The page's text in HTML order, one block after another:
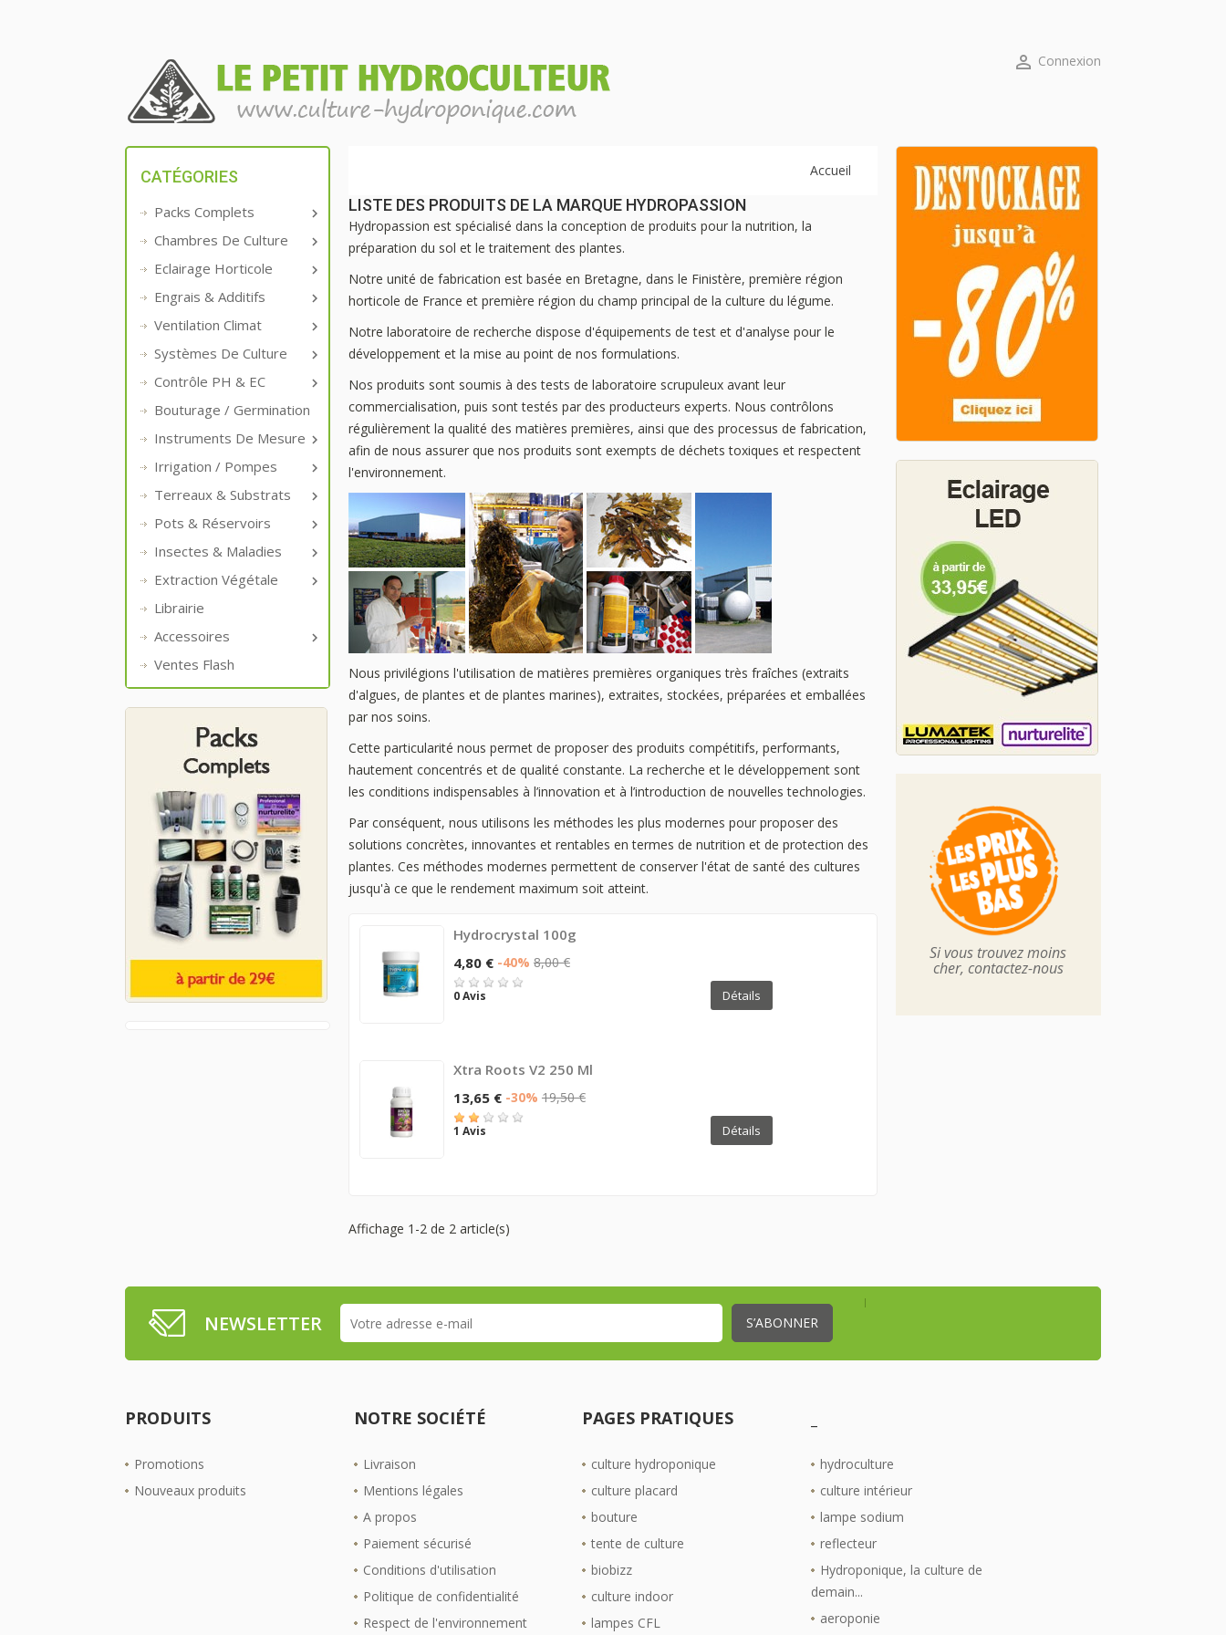
 Connexion
CATÉGORIES

Packs Complets

Chambres De Culture

Eclairage Horticole

Engrais & Additifs

Ventilation Climat

Systèmes De Culture

Contrôle PH & EC
Bouturage / Germination

Instruments De Mesure

Irrigation / Pompes

Terreaux & Substrats

Pots & Réservoirs

Insectes & Maladies

Extraction Végétale
Librairie

Accessoires
Ventes Flash
Accueil
LISTE DES PRODUITS DE LA MARQUE HYDROPASSION
Hydropassion est spécialisé dans la conception de produits pour la nutrition, la
préparation du sol et le traitement des plantes.
Notre unité de fabrication est basée en Bretagne, dans le Finistère, première région
horticole de France et première région du champ principal de la culture du légume.
Notre laboratoire de recherche dispose d'équipements de test et d'analyse pour le
développement et la mise au point de nos formulations.
Nos produits sont soumis à des tests de laboratoire scrupuleux avant leur
commercialisation, puis sont testés par des producteurs experts. Nous contrôlons
régulièrement la qualité des matières premières, ainsi que des processus de fabrication,
afin de nous assurer que nos produits sont exempts de déchets toxiques et respectent
l'environnement.
Nous privilégions l'utilisation de matières premières organiques très fraîches (extraits
d'algues, de plantes et de plantes marines), extraites, stockées, préparées et emballées
par nos soins.
Cette particularité nous permet de proposer des produits compétitifs, performants,
hautement concentrés et de qualité constante. La recherche et le développement sont
les conditions indispensables à l’innovation et à l’introduction de nouvelles technologies.
Par conséquent, nous utilisons les méthodes les plus modernes pour proposer des
solutions concrètes, innovantes et rentables en termes de nutrition et de protection des
plantes. Ces méthodes modernes permettent de conserver l'état de santé des cultures
jusqu'à ce que le rendement maximum soit atteint.
Hydrocrystal 100g
4,80 € -40% 8,00 €
0 Avis Détails
Xtra Roots V2 250 Ml
13,65 € -30% 19,50 €
1 Avis Détails
Affichage 1-2 de 2 article(s)
Si vous trouvez moins
cher, contactez-nous
NEWSLETTER
PRODUITS
Promotions
Nouveaux produits
NOTRE SOCIÉTÉ
Livraison
Mentions légales
A propos
Paiement sécurisé
Conditions d'utilisation
Politique de confidentialité
Respect de l'environnement
PAGES PRATIQUES
culture hydroponique
culture placard
bouture
tente de culture
biobizz
culture indoor
lampes CFL
hydroculture
culture intérieur
lampe sodium
reflecteur
Hydroponique, la culture de
demain...
aeroponie